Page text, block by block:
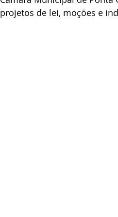
projetos de lei, moções e